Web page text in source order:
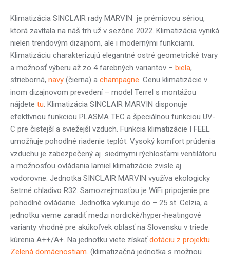
Klimatizácia SINCLAIR rady MARVIN je prémiovou sériou,
ktorá zavítala na náš trh už v sezóne 2022. Klimatizácia vyniká
nielen trendovým dizajnom, ale i modernými funkciami.
Klimatizáciu charakterizujú elegantné ostré geometrické tvary
a možnosť výberu až zo 4 farebných variantov – biela,
strieborná, navy (čierna) a champagne. Cenu klimatizácie v
inom dizajnovom prevedení – model Terrel s montážou
nájdete tu. Klimatizácia SINCLAIR MARVIN disponuje
efektívnou funkciou PLASMA TEC a špeciálnou funkciou UV-
C pre čistejší a sviežejší vzduch. Funkcia klimatizácie I FEEL
umožňuje pohodlné riadenie teplôt. Vysoký komfort prúdenia
vzduchu je zabezpečený aj siedmymi rýchlosťami ventilátoru
a možnosťou ovládania lamiel klimatizácie zvisle aj
vodorovne. Jednotka SINCLAIR MARVIN využíva ekologicky
šetrné chladivo R32. Samozrejmosťou je WiFi pripojenie pre
pohodlné ovládanie. Jednotka vykuruje do – 25 st. Celzia, a
jednotku vieme zaradiť medzi nordické/hyper-heatingové
varianty vhodné pre akúkoľvek oblasť na Slovensku v triede
kúrenia A++/A+. Na jednotku viete získaťdotáciu z projektu
Zelená domácnostiam. (klimatizačná jednotka s možnou